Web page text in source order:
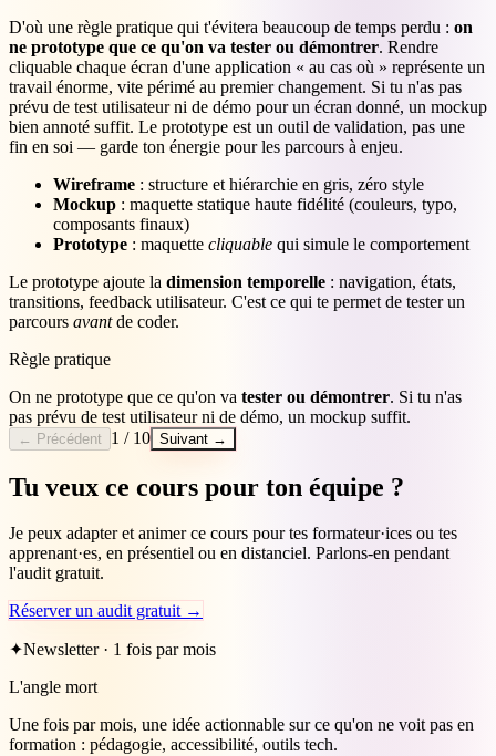
D'où une règle pratique qui t'évitera beaucoup de temps perdu : on
ne prototype que ce qu'on va tester ou démontrer. Rendre
cliquable chaque écran d'une application « au cas où » représente un
travail énorme, vite périmé au premier changement. Si tu n'as pas
prévu de test utilisateur ni de démo pour un écran donné, un mockup
bien annoté suffit. Le prototype est un outil de validation, pas une
fin en soi — garde ton énergie pour les parcours à enjeu.
Wireframe : structure et hiérarchie en gris, zéro style
Mockup : maquette statique haute fidélité (couleurs, typo,
composants finaux)
Prototype : maquette cliquable qui simule le comportement
Le prototype ajoute la dimension temporelle : navigation, états,
transitions, feedback utilisateur. C'est ce qui te permet de tester un
parcours avantde coder.
Règle pratique
On ne prototype que ce qu'on va tester ou démontrer. Si tu n'as
pas prévu de test utilisateur ni de démo, un mockup suffit.
← Précédent 1 / 10 Suivant →
Tu veux ce cours pour ton équipe ?
Je peux adapter et animer ce cours pour tes formateur·ices ou tes
apprenant·es, en présentiel ou en distanciel. Parlons-en pendant
l'audit gratuit.
Réserver un audit gratuit →
✦Newsletter · 1 fois par mois
L'angle mort
Une fois par mois, une idée actionnable sur ce qu'on ne voit pas en
formation : pédagogie, accessibilité, outils tech.